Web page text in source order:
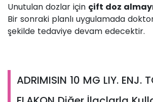
Unutulan dozlar için çift doz
Bir sonraki planlı uygulamada
şekilde tedaviye devam edecektir.
ADRIMISIN 10 MG LIY. ENJ.